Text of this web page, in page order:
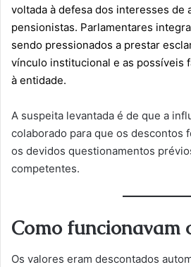
voltada à defesa dos interesses de
pensionistas. Parlamentares
sendo pressionados a prestar
vínculo institucional e as possíveis
à entidade.
A suspeita levantada é de que a
colaborado para que os descontos
os devidos questionamentos
competentes.
Como funcionavam
Os valores eram descontados